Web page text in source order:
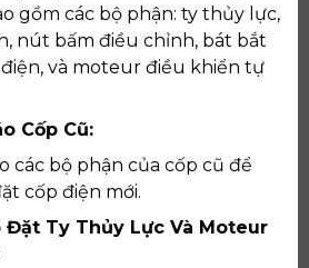
gồm các bộ phận: ty thủy lực,
nút bấm điều chỉnh, bát bắt
và moteur điều khiển tự
Cốp Cũ:
các bộ phận của cốp cũ để
cốp điện mới.
Đặt Ty Thủy Lực Và Moteur